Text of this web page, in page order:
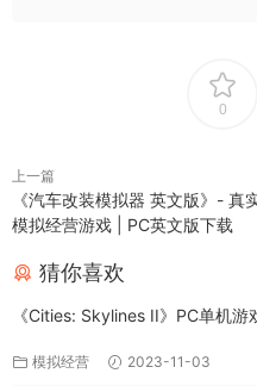
0
上一篇
《汽车改装模拟器 英文版》- 真
模拟经营游戏 | PC英文版下载
猜你喜欢
《Cities: Skylines II》PC单机
模拟经营 2023-11-03